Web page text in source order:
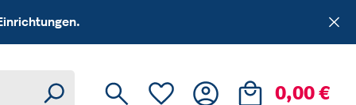
Du hast 0 Produkte auf dem
0,00 €